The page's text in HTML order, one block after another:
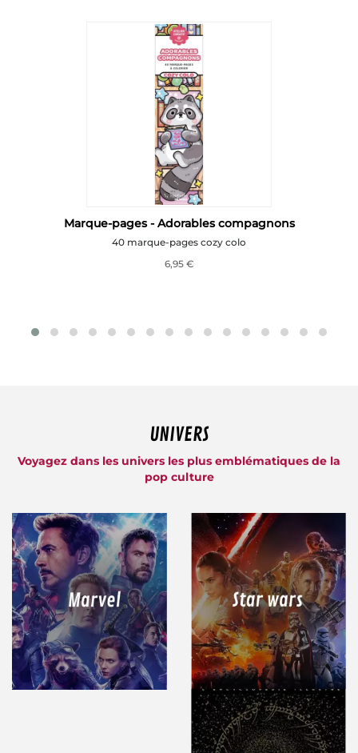
Marque-pages - Adorables compagnons
40 marque-pages cozy colo
6,95 €
UNIVERS
Voyagez dans les univers les plus emblématiques de la
pop culture